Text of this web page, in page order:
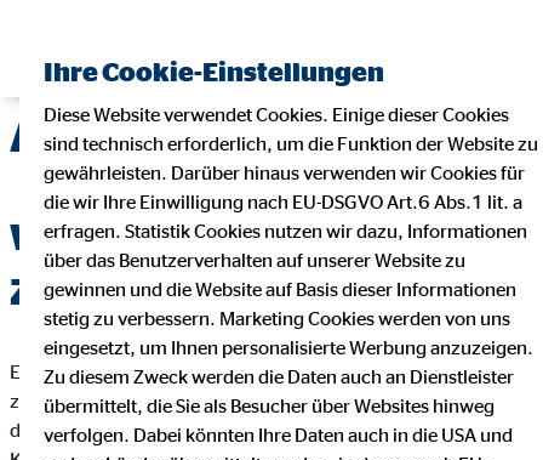
Altersvorsorge
Wie soll sich dieses System in
Zukunft tragen können?
Eines der größten Probleme, mit dem Deutschland seit Jahren
zu kämpfen hat, ist das Thema Altersvorsorge. Der
demografische Wandel spielt uns hierbei natürlich nicht in die
Ihre Cookie-Einstellungen
Diese Website verwendet Cookies. Einige dieser Cookies
sind technisch erforderlich, um die Funktion der Website zu
gewährleisten. Darüber hinaus verwenden wir Cookies für
die wir Ihre Einwilligung nach EU-DSGVO Art.6 Abs.1 lit. a
erfragen. Statistik Cookies nutzen wir dazu, Informationen
über das Benutzerverhalten auf unserer Website zu
gewinnen und die Website auf Basis dieser Informationen
stetig zu verbessern. Marketing Cookies werden von uns
eingesetzt, um Ihnen personalisierte Werbung anzuzeigen.
Zu diesem Zweck werden die Daten auch an Dienstleister
übermittelt, die Sie als Besucher über Websites hinweg
verfolgen. Dabei könnten Ihre Daten auch in die USA und